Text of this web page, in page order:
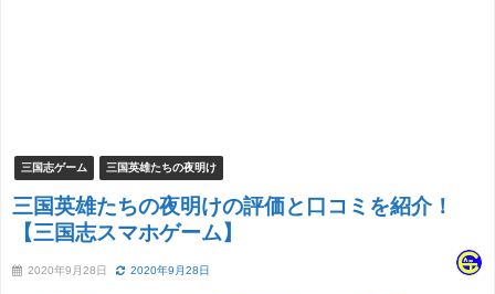
三国志ゲーム 三国英雄たちの夜明け
三国英雄たちの夜明けの評価と口コミを紹介！
【三国志スマホゲーム】
2020年9月28日 2020年9月28日